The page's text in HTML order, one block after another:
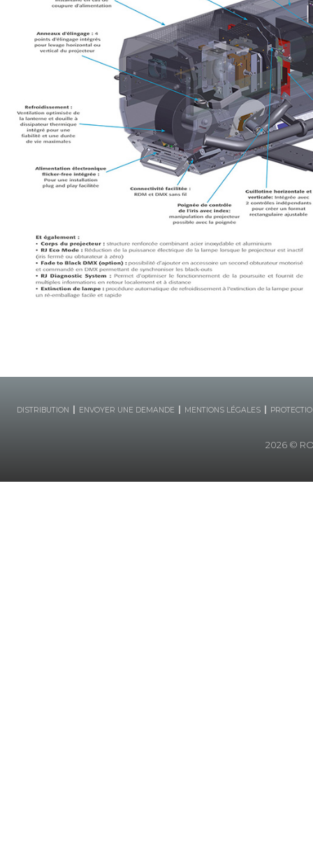
DISTRIBUTION ENVOYER UNE DEMANDE MENTIONS LÉGALES
2026©